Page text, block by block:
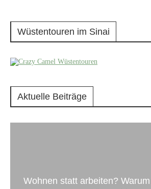
Wüstentouren im Sinai
Aktuelle Beiträge
Wohnen statt arbeiten?